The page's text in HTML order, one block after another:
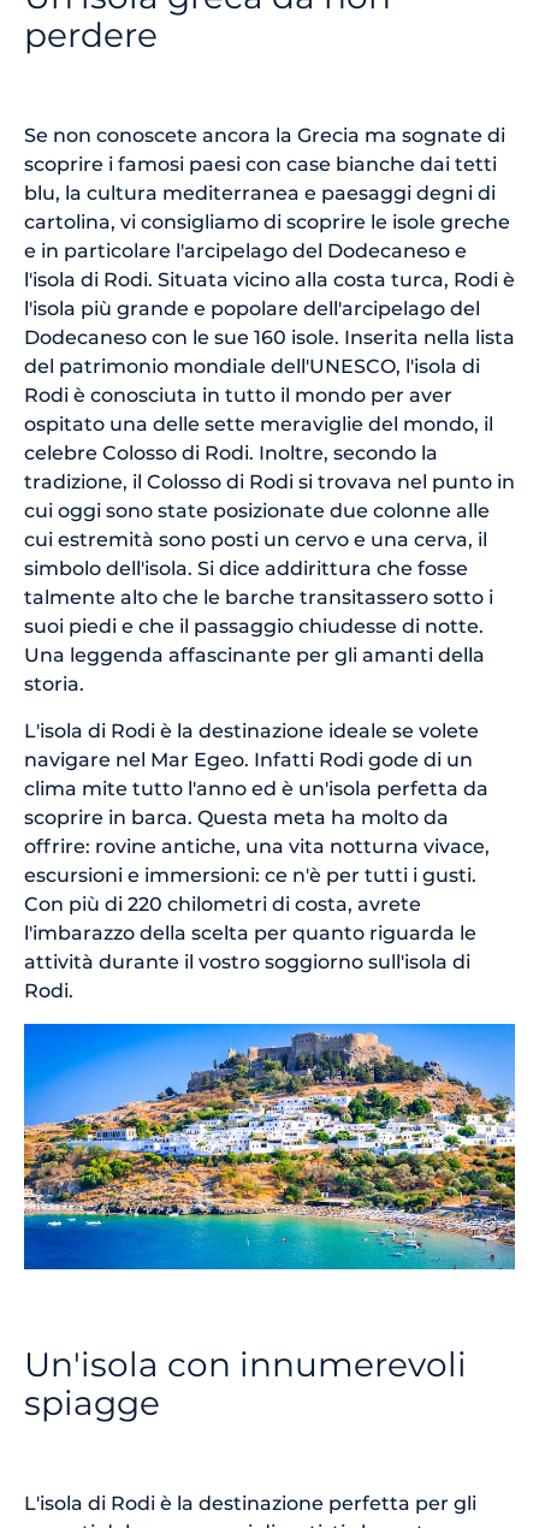
perdere
Se non conoscete ancora la Grecia ma sognate di
scoprire i famosi paesi con case bianche dai tetti
blu, la cultura mediterranea e paesaggi degni di
cartolina, vi consigliamo di scoprire le isole greche
e in particolare l'arcipelago del Dodecaneso e
l'isola di Rodi. Situata vicino alla costa turca, Rodi è
l'isola più grande e popolare dell'arcipelago del
Dodecaneso con le sue 160 isole. Inserita nella lista
del patrimonio mondiale dell'UNESCO, l'isola di
Rodi è conosciuta in tutto il mondo per aver
ospitato una delle sette meraviglie del mondo, il
celebre Colosso di Rodi. Inoltre, secondo la
tradizione, il Colosso di Rodi si trovava nel punto in
cui oggi sono state posizionate due colonne alle
cui estremità sono posti un cervo e una cerva, il
simbolo dell'isola. Si dice addirittura che fosse
talmente alto che le barche transitassero sotto i
suoi piedi e che il passaggio chiudesse di notte.
Una leggenda affascinante per gli amanti della
storia.
L'isola di Rodi è la destinazione ideale se volete
navigare nel Mar Egeo. Infatti Rodi gode di un
clima mite tutto l'anno ed è un'isola perfetta da
scoprire in barca. Questa meta ha molto da
offrire: rovine antiche, una vita notturna vivace,
escursioni e immersioni: ce n'è per tutti i gusti.
Con più di 220 chilometri di costa, avrete
l'imbarazzo della scelta per quanto riguarda le
attività durante il vostro soggiorno sull'isola di
Rodi.
Un'isola con innumerevoli
spiagge
L'isola di Rodi è la destinazione perfetta per gli